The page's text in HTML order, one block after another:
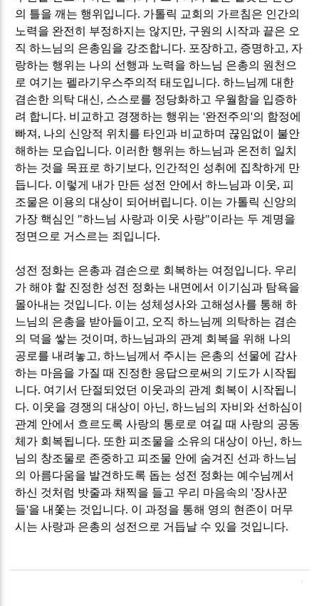
의 틀을 깨는 행위입니다. 가톨릭 교회의 가르침은 인간의
노력을 완전히 부정하지는 않지만, 구원의 시작과 끝은 오
직 하느님의 은총임을 강조합니다. 포장하고, 증명하고, 자
랑하는 행위는 나의 선행과 노력을 하느님 은총의 원천으
로 여기는 펠라기우스주의적 태도입니다.하느님께 대한
겸손한 의탁 대신, 스스로를 정당화하고 우월함을 입증하
려 합니다. 비교하고 경쟁하는 행위는'완전주의'의 함정에
빠져 , 나의 신앙적 위치를 타인과 비교하며 끊임없이 불안
해하는 모습입니다. 이러한 행위는 하느님과 온전히 일치
하는 것을 목표로 하기보다, 인간적인 성취에 집착하게 만
듭니다. 이렇게 내가 만든 성전 안에서 하느님과 이웃, 피
조물은 이용의 대상이 되어버립니다. 이는 가톨릭 신앙의
가장 핵심인 "하느님 사랑과 이웃 사랑"이라는 두 계명을
정면으로 거스르는 죄입니다.
성전 정화는 은총과 겸손으로 회복하는 여정입니다. 우리
가 해야 할 진정한 성전 정화는 내면에서 이기심과 탐욕을
몰아내는 것입니다. 이는 성체성사와 고해성사를 통해 하
느님의 은총을 받아들이고, 오직 하느님께 의탁하는 겸손
의 덕을 쌓는 것이며 ,하느님과의 관계 회복을 위해 나의
공로를 내려놓고,하느님께서 주시는 은총의 선물에 감사
하는 마음을 가질 때 진정한 응답으로써의 기도가 시작됩
니다. 여기서 단절되었던 이웃과의 관계 회복이 시작됩니
다. 이웃을 경쟁의 대상이 아닌,하느님의 자비와 선하심이
관계 안에서 흐르도록 사랑의 통로로 여길 때 사랑의 공동
체가 회복됩니다. 또한 피조물을 소유의 대상이 아닌,하느
님의 창조물로 존중하고 피조물 안에 숨겨진 선과 하느님
의 아름다움을 발견하도록 돕는 성전 정화는 예수님께서
하신 것처럼 밧줄과 채찍을 들고 우리 마음속의'장사꾼
들'을 내쫓는 것입니다. 이 과정을 통해 영의 현존이 머무
시는 사랑과 은총의 성전으로 거듭날 수 있을 것입니다.